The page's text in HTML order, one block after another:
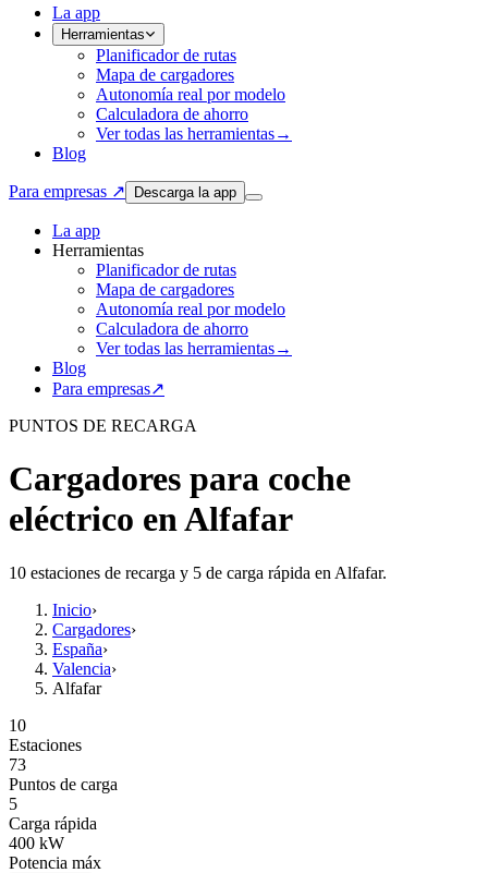
La app
Herramientas
Planificador de rutas
Mapa de cargadores
Autonomía real por modelo
Calculadora de ahorro
Ver todas las herramientas→
Blog
Para empresas ↗ Descarga la app
La app
Herramientas
Planificador de rutas
Mapa de cargadores
Autonomía real por modelo
Calculadora de ahorro
Ver todas las herramientas→
Blog
Para empresas↗
PUNTOS DE RECARGA
Cargadores para coche
eléctrico en Alfafar
10 estaciones de recarga y 5 de carga rápida en Alfafar.
Inicio›
Cargadores›
España›
Valencia›
Alfafar
10
Estaciones
73
Puntos de carga
5
Carga rápida
400 kW
Potencia máx